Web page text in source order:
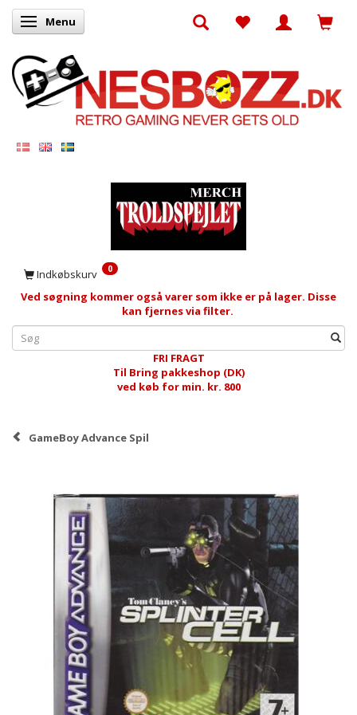
Skifte navigation
Menu
Indkøbskurv 0
Ved søgning kommer også varer som ikke er på lager. Disse
kan fjernes via filter.
FRI FRAGT
Til Bring pakkeshop (DK)
ved køb for min. kr. 800
GameBoy Advance Spil